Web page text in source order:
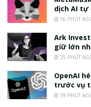
dịch AI tự
16 PHÚT
Ark
giữ lớn
25 PHÚT
OpenAI
trước vụ
39 PHÚT